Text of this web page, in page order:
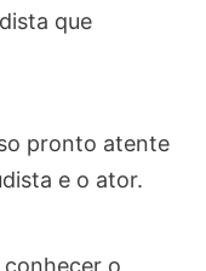
que
pronto atente
e o ator.